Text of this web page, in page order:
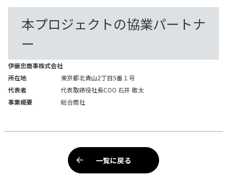
本プロジェクトの協業パートナ
ー
伊藤忠商事株式会社
所在地
東京都北青山2丁目5番１号
代表者
代表取締役社長COO 石井 敬太
事業概要
総合商社
一覧に戻る